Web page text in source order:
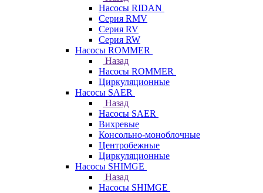
Насосы RIDAN
Серия RMV
Серия RV
Серия RW
Насосы ROMMER
Назад
Насосы ROMMER
Циркуляционные
Насосы SAER
Назад
Насосы SAER
Вихревые
Консольно-моноблочные
Центробежные
Циркуляционные
Насосы SHIMGE
Назад
Насосы SHIMGE